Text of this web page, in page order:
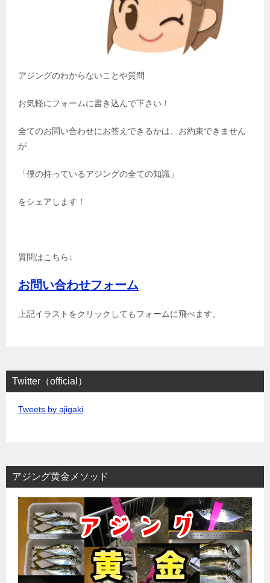
アジングのわからないことや質問
お気軽にフォームに書き込んで下さい！
全てのお問い合わせにお答えできるかは、お約束できません
が
「僕の持っているアジングの全ての知識」
をシェアします！
質問はこちら↓
お問い合わせフォーム
上記イラストをクリックしてもフォームに飛べます。
Twitter（official）
Tweets by ajigaki
アジング黄金メソッド